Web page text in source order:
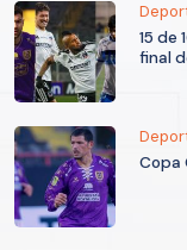
15 de
final
Copa